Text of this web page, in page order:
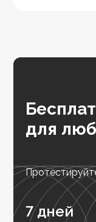
для
7 дней